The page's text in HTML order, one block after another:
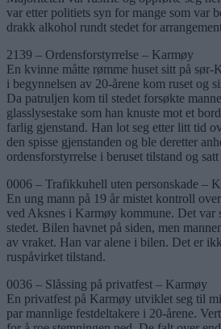
var etter politiets syn for mange som var
drakk alkohol rundt stedet for
2139 – Ordensforstyrrelse – Karmøy
En kvinne måtte rømme huset sitt på sør-
i begynnelsen av 20-årene kom ruset og
Da patruljen kom til stedet forsøkte
glasslysestake som han knuste mot et
farlig gjenstand. Han lot seg etter litt tid
den spisse gjenstanden og ble deretter
ordensforstyrrelse i beruset tilstand og
0006 – Trafikkuhell uten personskade –
En ung mann på 19 år mistet kontroll
ved Aksnes i Karmøy kommune. Det var
stedet. Bilen havnet på siden, men
av vraket. Han var alene i bilen. Det er
ruspåvirket tilstand.
0036 – Slåssing på privatfest – Karmøy
En privatfest på Karmøy utviklet seg til
par mannlige festdeltakere i 20-årene.